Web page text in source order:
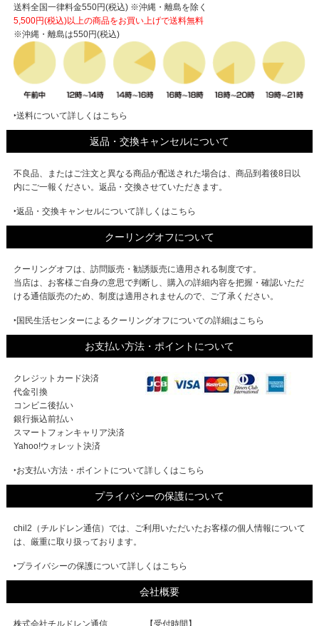
送料全国一律料金550円(税込) ※沖縄・離島を除く
5,500円(税込)以上の商品をお買い上げで送料無料
※沖縄・離島は550円(税込)
‣送料について詳しくはこちら
返品・交換キャンセルについて
不良品、またはご注文と異なる商品が配送された場合は、商品到着後8日以
内にご一報ください。返品・交換させていただきます。
‣返品・交換キャンセルについて詳しくはこちら
クーリングオフについて
クーリングオフは、訪問販売・勧誘販売に適用される制度です。
当店は、お客様ご自身の意思で判断し、購入の詳細内容を把握・確認いただ
ける通信販売のため、制度は適用されませんので、ご了承ください。
‣国民生活センターによるクーリングオフについての詳細はこちら
お支払い方法・ポイントについて
クレジットカード決済
代金引換
コンビニ後払い
銀行振込前払い
スマートフォンキャリア決済
Yahoo!ウォレット決済
‣お支払い方法・ポイントについて詳しくはこちら
プライバシーの保護について
chil2（チルドレン通信）では、ご利用いただいたお客様の個人情報について
は、厳重に取り扱っております。
‣プライバシーの保護について詳しくはこちら
会社概要
株式会社チルドレン通信 【受付時間】